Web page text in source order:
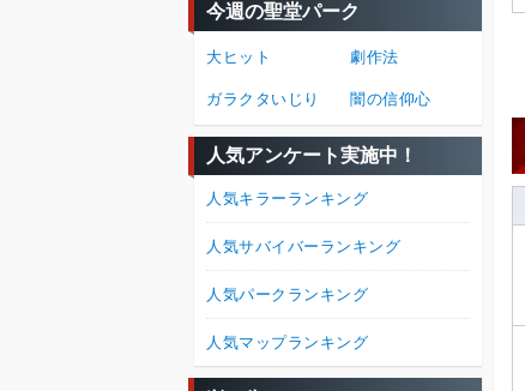
今週の聖堂パーク
大ヒット 劇作法
ガラクタいじり 闇の信仰心
人気アンケート実施中！
人気キラーランキング
人気サバイバーランキング
人気パークランキング
人気マップランキング